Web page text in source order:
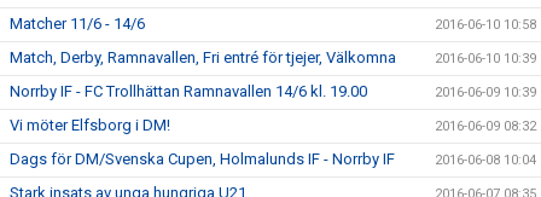
Matcher 11/6 - 14/6 2016-06-10 10:58
Match, Derby, Ramnavallen, Fri entré för tjejer, Välkomna 2016-06-10 10:39
Norrby IF - FC Trollhättan Ramnavallen 14/6 kl. 19.00 2016-06-09 10:39
Vi möter Elfsborg i DM! 2016-06-09 08:32
Dags för DM/Svenska Cupen, Holmalunds IF - Norrby IF 2016-06-08 10:04
Stark insats av unga hungriga U21